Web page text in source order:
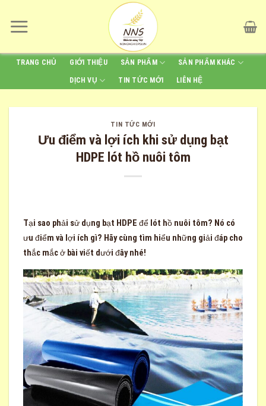
content
TRANG CHỦ GIỚI THIỆU SẢN PHẨM SẢN PHẨM KHÁC
DỊCH VỤ TIN TỨC MỚI LIÊN HỆ
TIN TỨC MỚI
Ưu điểm và lợi ích khi sử dụng bạt
HDPE lót hồ nuôi tôm
Tại sao phải sử dụng bạt HDPE để lót hồ nuôi tôm? Nó có
ưu điểm và lợi ích gì? Hãy cùng tìm hiểu những giải đáp cho
thắc mắc ở bài viết dưới đây nhé!